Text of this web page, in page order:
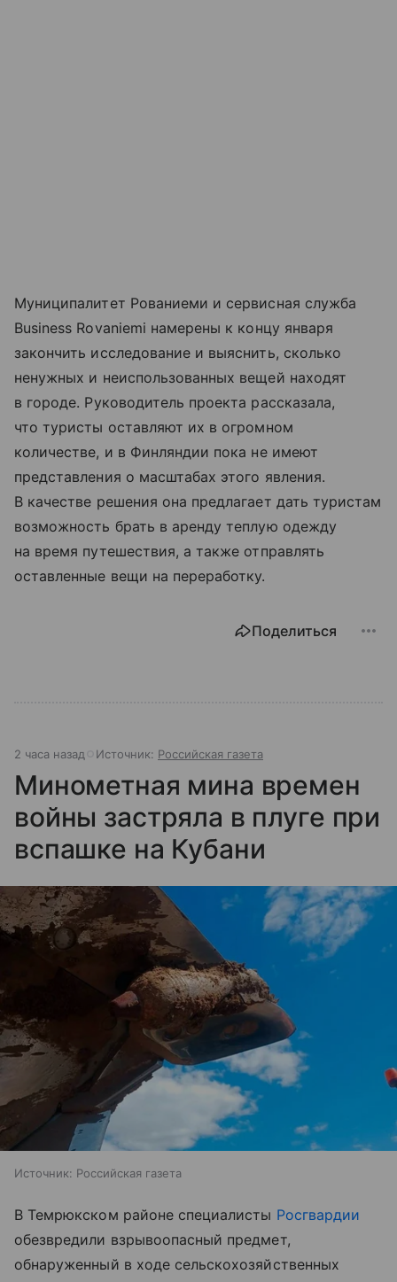
Муниципалитет Рованиеми и сервисная служба
Business Rovaniemi намерены к концу января
закончить исследование и выяснить, сколько
ненужных и неиспользованных вещей находят
в городе. Руководитель проекта рассказала,
что туристы оставляют их в огромном
количестве, и в Финляндии пока не имеют
представления о масштабах этого явления.
В качестве решения она предлагает дать туристам
возможность брать в аренду теплую одежду
на время путешествия, а также отправлять
оставленные вещи на переработку.
Поделиться
2 часа назад Источник: Российская газета
Минометная мина времен
войны застряла в плуге при
вспашке на Кубани
Источник: Российская газета
В Темрюкском районе специалисты Росгвардии
обезвредили взрывоопасный предмет,
обнаруженный в ходе сельскохозяйственных